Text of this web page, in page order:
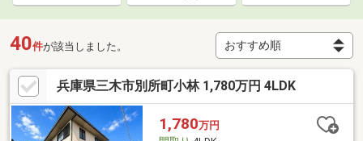
40件が該当しました。
兵庫県三木市別所町小林 1,780万円 4LDK
1,780万円